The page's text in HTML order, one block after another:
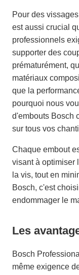
Pour des
est aussi crucial
professionnels
supporter des
prématurément,
matériaux
que la
pourquoi nous
d'embouts Bosch
sur tous vos
Chaque embout
visant à optimiser
la vis, tout en
Bosch, c'est
endommager le
Les
Bosch
même exigence